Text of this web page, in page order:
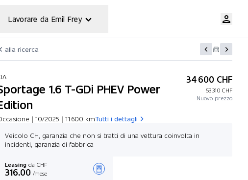
Lavorare da Emil Frey
alla ricerca
1.6 T-GDi PHEV Power
| 10/2025 | 11 600 kmTutti i dettagli
34 600 CHF
53 310 CHF
Nuovo prezzo
Veicolo CH, garanzia che non si tratti di una vettura coinvolta in
incidenti, garanzia di fabbrica
Leasing da CHF
316.00 /mese